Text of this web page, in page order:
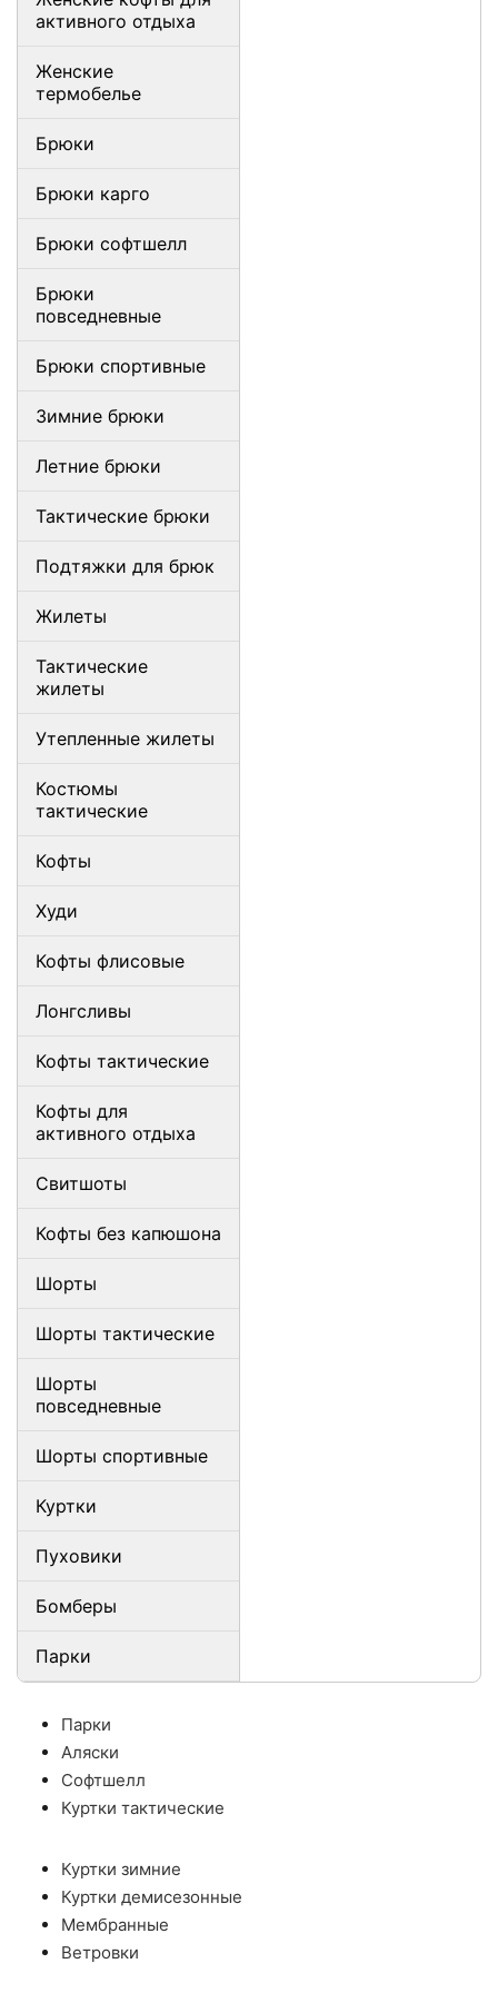
активного отдыха
Женские
термобелье
Брюки
Брюки карго
Брюки софтшелл
Брюки
повседневные
Брюки спортивные
Зимние брюки
Летние брюки
Тактические брюки
Подтяжки для брюк
Жилеты
Тактические
жилеты
Утепленные жилеты
Костюмы
тактические
Кофты
Худи
Кофты флисовые
Лонгсливы
Кофты тактические
Кофты для
активного отдыха
Свитшоты
Кофты без капюшона
Шорты
Шорты тактические
Шорты
повседневные
Шорты спортивные
Куртки
Пуховики
Бомберы
Парки
Парки
Аляски
Софтшелл
Куртки тактические
Куртки зимние
Куртки демисезонные
Мембранные
Ветровки